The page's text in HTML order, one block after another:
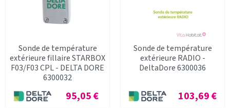
Sonde de température
extérieure fillaire STARBOX
F03/F03 CPL - DELTA DORE
6300032
Prix
95,05 €
Sonde de température
extérieure RADIO -
DeltaDore 6300036
Prix
103,69 €